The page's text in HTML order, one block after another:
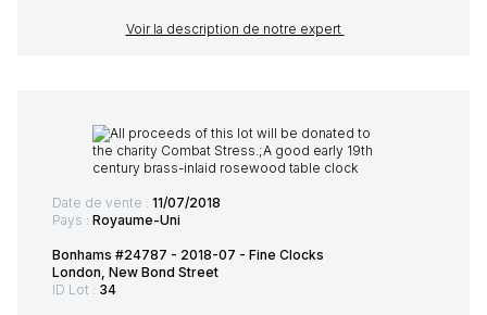
Voir la description de notre expert
Date de vente : 11/07/2018
Pays : Royaume-Uni
Bonhams #24787 - 2018-07 - Fine Clocks
London, New Bond Street
ID Lot : 34